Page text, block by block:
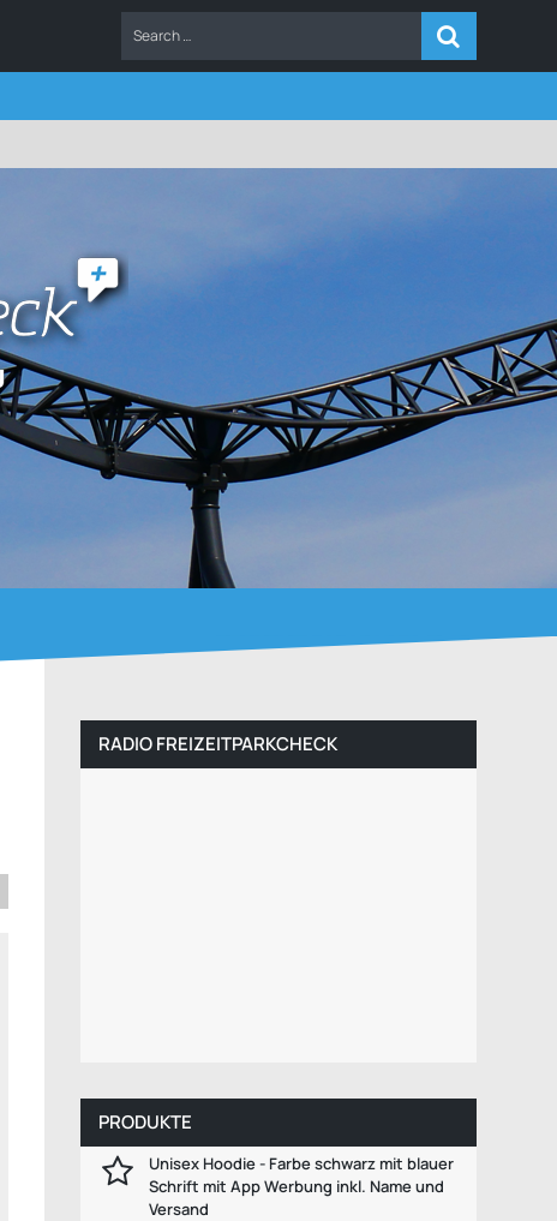
RADIO FREIZEITPARKCHECK
PRODUKTE
Unisex Hoodie - Farbe schwarz mit blauer
Schrift mit App Werbung inkl. Name und
Versand